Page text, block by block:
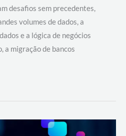
desafios sem precedentes,
volumes de dados, a
e a lógica de negócios
migração de bancos